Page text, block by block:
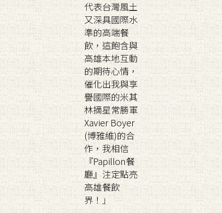
代表台灣風土
又深具國際水
準的高端餐
飲，這飽含與
高雄本地互動
的期待心情，
催化出我與享
譽國際的米其
林摘星常勝軍
Xavier Boyer
(博雅維)的合
作，我相信
『Papillon餐
廳』注定點亮
高雄餐飲
界！」